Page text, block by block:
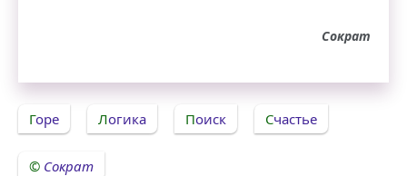
Сократ
Горе Логика Поиск Счастье
Сократ